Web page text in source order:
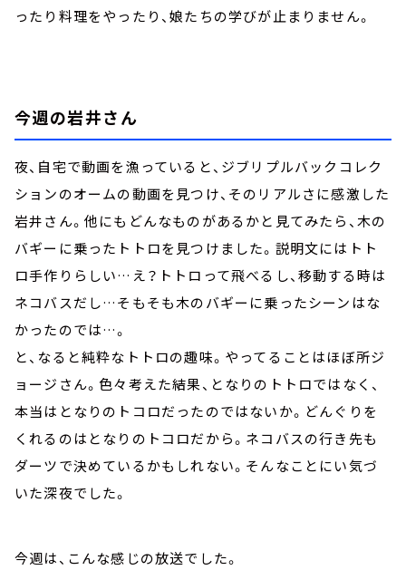
ったり料理をやったり、娘たちの学びが止まりません。
今週の岩井さん
夜、自宅で動画を漁っていると、ジブリプルバックコレク
ションのオームの動画を見つけ、そのリアルさに感激した
岩井さん。他にもどんなものがあるかと見てみたら、木の
バギーに乗ったトトロを見つけました。説明文にはトト
ロ手作りらしい…え？トトロって飛べるし、移動する時は
ネコバスだし…そもそも木のバギーに乗ったシーンはな
かったのでは…。
と、なると純粋なトトロの趣味。やってることはほぼ所ジ
ョージさん。色々考えた結果、となりのトトロではなく、
本当はとなりのトコロだったのではないか。どんぐりを
くれるのはとなりのトコロだから。ネコバスの行き先も
ダーツで決めているかもしれない。そんなことにい気づ
いた深夜でした。
今週は、こんな感じの放送でした。